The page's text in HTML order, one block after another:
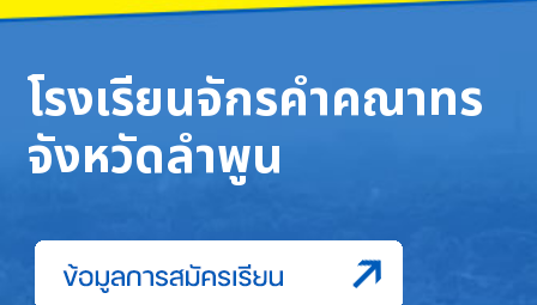
โรงเรียนจักรคำคณาทร
จังหวัดลำพูน